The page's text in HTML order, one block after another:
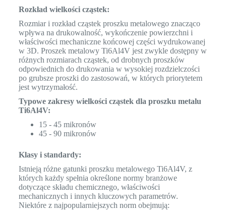
Rozkład wielkości cząstek:
Rozmiar i rozkład cząstek proszku metalowego znacząco
wpływa na drukowalność, wykończenie powierzchni i
właściwości mechaniczne końcowej części wydrukowanej
w 3D. Proszek metalowy Ti6Al4V jest zwykle dostępny w
różnych rozmiarach cząstek, od drobnych proszków
odpowiednich do drukowania w wysokiej rozdzielczości
po grubsze proszki do zastosowań, w których priorytetem
jest wytrzymałość.
Typowe zakresy wielkości cząstek dla proszku metalu
Ti6Al4V:
15 - 45 mikronów
45 - 90 mikronów
Klasy i standardy:
Istnieją różne gatunki proszku metalowego Ti6Al4V, z
których każdy spełnia określone normy branżowe
dotyczące składu chemicznego, właściwości
mechanicznych i innych kluczowych parametrów.
Niektóre z najpopularniejszych norm obejmują: